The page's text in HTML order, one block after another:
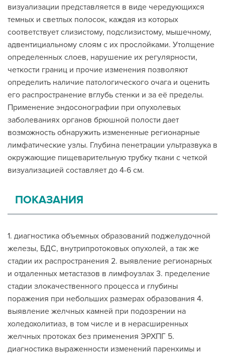
визуализации представляется в виде чередующихся
темных и светлых полосок, каждая из которых
соответствует слизистому, подслизистому, мышечному,
адвентициальному слоям с их прослойками. Утолщение
определенных слоев, нарушение их регулярности,
четкости границ и прочие изменения позволяют
определить наличие патологического очага и оценить
его распространение вглубь стенки и за её пределы.
Применение эндосонографии при опухолевых
заболеваниях органов брюшной полости дает
возможность обнаружить измененные регионарные
лимфатические узлы. Глубина пенетрации ультразвука в
окружающие пищеварительную трубку ткани с четкой
визуализацией составляет до 4-6 см.
ПОКАЗАНИЯ
1. диагностика объемных образований поджелудочной
железы, БДС, внутрипротоковых опухолей, а так же
стадии их распространения 2. выявление регионарных
и отдаленных метастазов в лимфоузлах 3. пределение
стадии злокачественного процесса и глубины
поражения при небольших размерах образования 4.
выявление желчных камней при подозрении на
холедохолитиаз, в том числе и в нерасширенных
желчных протоках без применения ЭРХПГ 5.
диагностика выраженности изменений паренхимы и